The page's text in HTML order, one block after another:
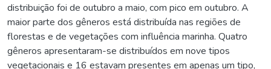
distribuição foi de outubro a maio, com pico em outubro. A
maior parte dos gêneros está distribuída nas regiões de
florestas e de vegetações com influência marinha. Quatro
gêneros apresentaram-se distribuídos em nove tipos
vegetacionais e 16 estavam presentes em apenas um tipo,